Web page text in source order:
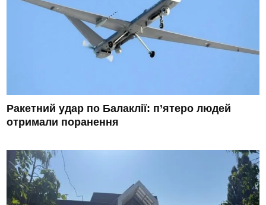
Ракетний удар по Балаклії: п’ятеро людей
отримали поранення